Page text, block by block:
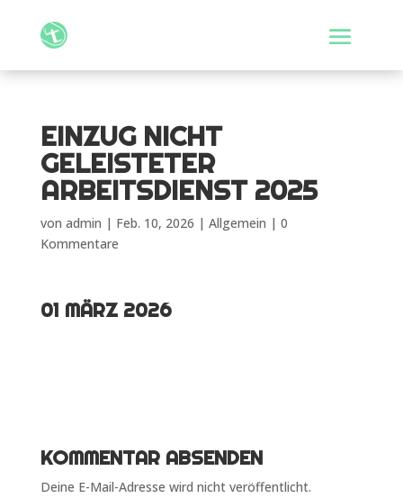
EINZUG NICHT
GELEISTETER
ARBEITSDIENST 2025
von admin | Feb. 10, 2026 | Allgemein | 0
Kommentare
01 MÄRZ 2026
KOMMENTAR ABSENDEN
Deine E-Mail-Adresse wird nicht veröffentlicht.